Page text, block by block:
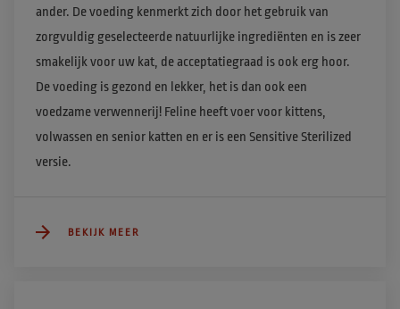
ander. De voeding kenmerkt zich door het gebruik van
zorgvuldig geselecteerde natuurlijke ingrediënten en is zeer
smakelijk voor uw kat, de acceptatiegraad is ook erg hoor.
De voeding is gezond en lekker, het is dan ook een
voedzame verwennerij! Feline heeft voer voor kittens,
volwassen en senior katten en er is een Sensitive Sterilized
versie.
BEKIJK MEER